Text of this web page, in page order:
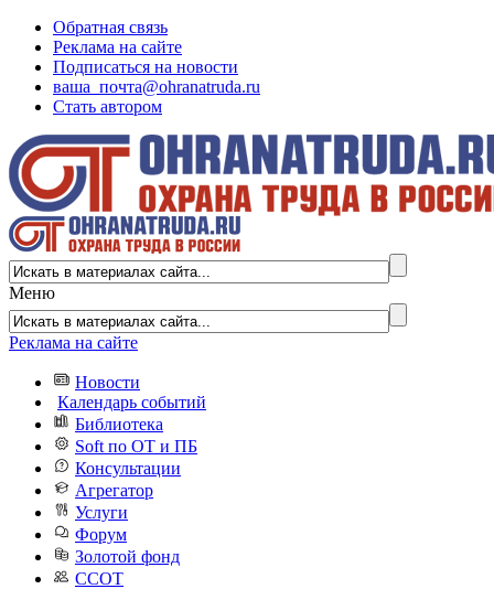
Обратная связь
Реклама на сайте
Подписаться на новости
ваша_почта@ohranatruda.ru
Стать автором
Меню
Реклама на сайте
Новости
Календарь событий
Библиотека
Soft по ОТ и ПБ
Консультации
Агрегатор
Услуги
Форум
Золотой фонд
ССОТ